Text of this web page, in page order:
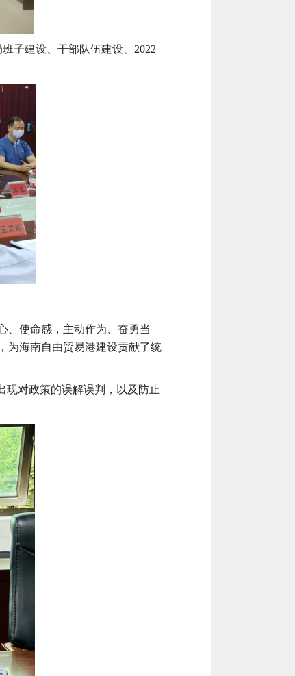
子建设、干部队伍建设、 2022
、使命感，主动作为、奋勇当
为海南自由贸易港建设贡献了统
现对政策的误解误判， 以及 防止